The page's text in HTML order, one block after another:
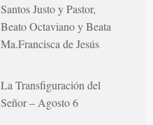
Santos Justo y Pastor,
Beato Octaviano y Beata
Ma.Francisca de Jesús
La Transfiguración del
Señor – Agosto 6